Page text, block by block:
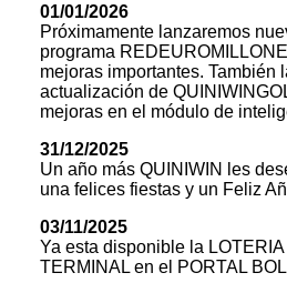
01/01/2026
Próximamente lanzaremos
programa
mejoras importantes. También
actualización de
mejoras en el módulo de
31/12/2025
Un año más QUINIWIN les
una felices fiestas y un Feliz
03/11/2025
Ya esta disponible la
TERMINAL en el PORTAL